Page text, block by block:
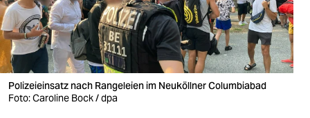
nord
wahrheit
verlag
verlag
Polizeieinsatz nach Rangeleien im Neuköllner Columbiabad
Foto: Caroline Bock / dpa